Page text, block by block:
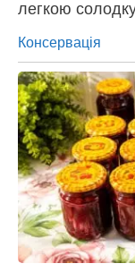
легкою
Категорії
Консервація